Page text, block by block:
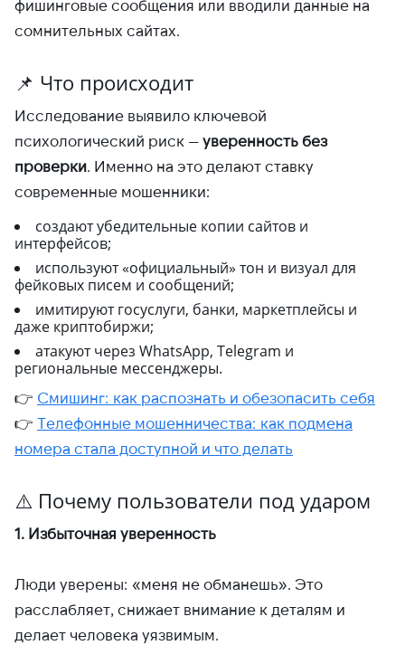
фишинговые сообщения или вводили данные на
сомнительных сайтах.
📌 Что происходит
Исследование выявило ключевой
психологический риск — уверенность без
проверки. Именно на это делают ставку
современные мошенники:
создают убедительные копии сайтов и
интерфейсов;
используют «официальный» тон и визуал для
фейковых писем и сообщений;
имитируют госуслуги, банки, маркетплейсы и
даже криптобиржи;
атакуют через WhatsApp, Telegram и
региональные мессенджеры.
👉 Смишинг: как распознать и обезопасить себя
👉 Телефонные мошенничества: как подмена
номера стала доступной и что делать
⚠️ Почему пользователи под ударом
1. Избыточная уверенность
Люди уверены: «меня не обманешь». Это
расслабляет, снижает внимание к деталям и
делает человека уязвимым.